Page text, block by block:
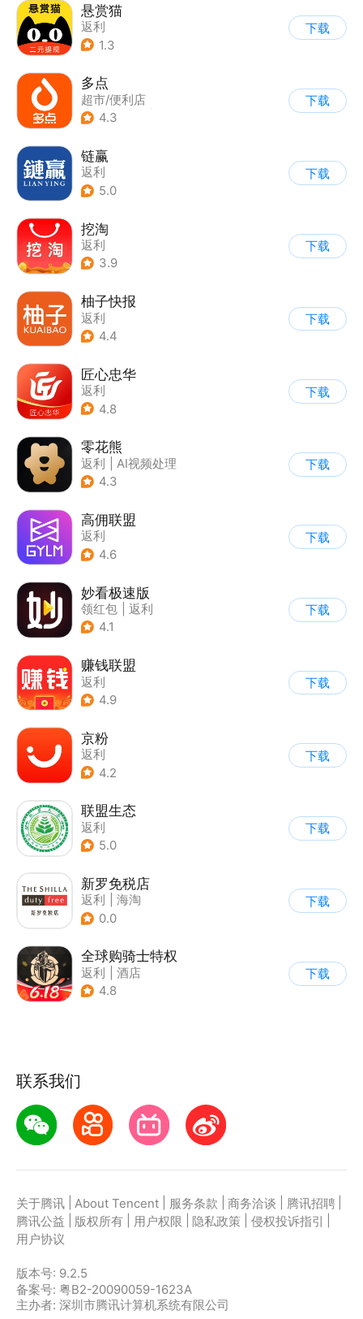
悬赏猫
返利
1.3
下载
多点
超市/便利店
| 生鲜/买菜
4.3
下载
链赢
返利
5.0
下载
挖淘
返利
3.9
下载
柚子快报
返利
4.4
下载
匠心忠华
返利
4.8
下载
零花熊
返利
AI视频处理
4.3
下载
高佣联盟
返利
4.6
下载
妙看极速版
领红包
返利
4.1
下载
赚钱联盟
返利
4.9
下载
京粉
返利
4.2
下载
联盟生态
返利
5.0
下载
新罗免税店
返利
海淘
0.0
下载
全球购骑士特权
返利
酒店
4.8
下载
联系我们
关于腾讯 About Tencent 服务条款 商务洽谈 腾讯招聘
腾讯公益
版权所有 用户权限 隐私政策 侵权投诉指引
用户协议
版本号: 9.2.5
备案号: 粤B2-20090059-1623A
主办者: 深圳市腾讯计算机系统有限公司